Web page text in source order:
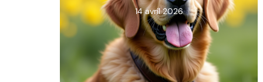
14 avril 2026